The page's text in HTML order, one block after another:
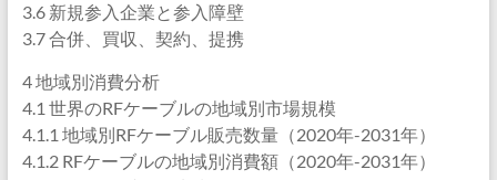
3.6 新規参入企業と参入障壁
3.7 合併、買収、契約、提携
4 地域別消費分析
4.1 世界のRFケーブルの地域別市場規模
4.1.1 地域別RFケーブル販売数量（2020年-2031年）
4.1.2 RFケーブルの地域別消費額（2020年-2031年）